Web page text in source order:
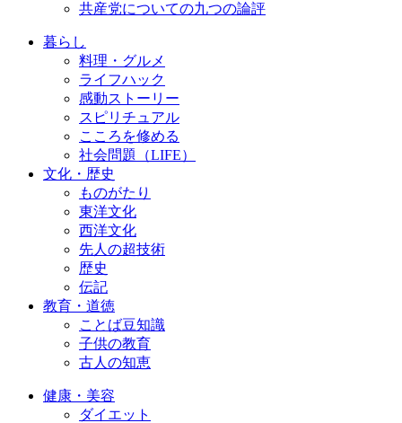
共産党についての九つの論評
暮らし
料理・グルメ
ライフハック
感動ストーリー
スピリチュアル
こころを修める
社会問題（LIFE）
文化・歴史
ものがたり
東洋文化
西洋文化
先人の超技術
歴史
伝記
教育・道徳
ことば豆知識
子供の教育
古人の知恵
健康・美容
ダイエット